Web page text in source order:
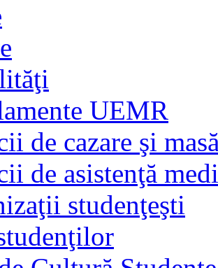
UEMR
de cazare şi
de asistenţă
studenţeşti